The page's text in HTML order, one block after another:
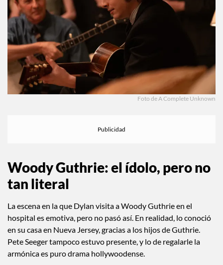
Foto de A Complete Unknown
Woody Guthrie: el ídolo, pero no
tan literal
La escena en la que Dylan visita a Woody Guthrie en el
hospital es emotiva, pero no pasó así. En realidad, lo conoció
en su casa en Nueva Jersey, gracias a los hijos de Guthrie.
Pete Seeger tampoco estuvo presente, y lo de regalarle la
armónica es puro drama hollywoodense.